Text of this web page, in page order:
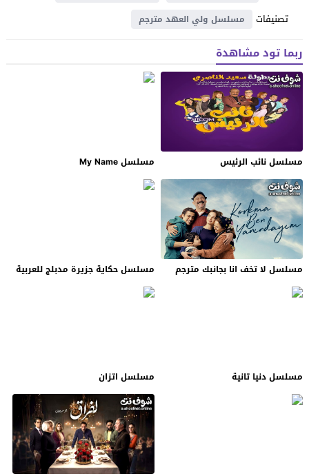
تصنيفات مسلسل ولي العهد مترجم
ربما تود مشاهدة
مسلسل نائب الرئيس مسلسل My Name
مسلسل لا تخف انا بجانبك مترجم مسلسل حكاية جزيرة مدبلج للعربية
مسلسل دنيا تانية مسلسل اتزان